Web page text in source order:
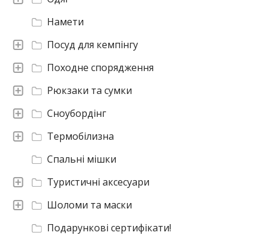
Подарункові сертифікати!
Шоломи та маски
Туристичні аксесуари
Спальні мішки
Термобілизна
Сноубордінг
Рюкзаки та сумки
Походне спорядження
Посуд для кемпінгу
Намети